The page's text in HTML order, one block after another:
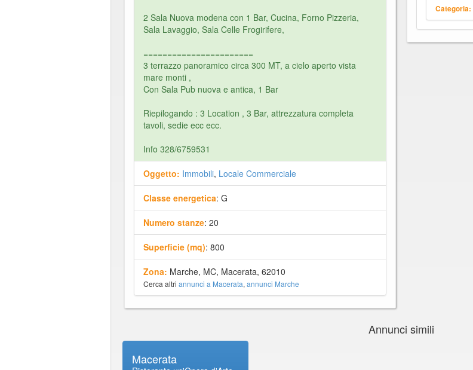
2 Sala Nuova modena con 1 Bar, Cucina, Forno Pizzeria,
Sala Lavaggio, Sala Celle Frogirifere,
=======================
3 terrazzo panoramico circa 300 MT, a cielo aperto vista
mare monti ,
Con Sala Pub nuova e antica, 1 Bar
Riepilogando : 3 Location , 3 Bar, attrezzatura completa
tavoli, sedie ecc ecc.
Info 328/6759531
Oggetto: Immobili, Locale Commerciale
Classe energetica: G
Numero stanze: 20
Superficie (mq): 800
Zona: Marche, MC, Macerata, 62010
Cerca altri annunci a Macerata, annunci Marche
Categoria:
Annunci simili
Macerata